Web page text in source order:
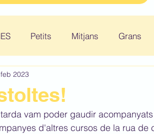
Petits Mitjans Grans
Infantil 5
Històric: Cinquè (5è) Històric: Sisè
2023
vam poder gaudir
d'altres cursos de la rua de